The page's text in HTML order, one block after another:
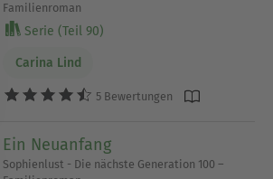
Familienroman
Serie (Teil 90)
Carina Lind
5 Bewertungen
Ein Neuanfang
Sophienlust - Die nächste Generation 100 –